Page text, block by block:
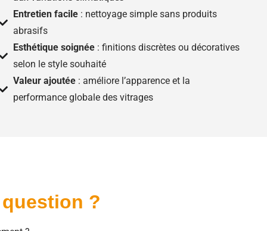
Entretien facile: nettoyage simple sans produits
abrasifs
Esthétique soignée: finitions discrètes ou décoratives
selon le style souhaité
Valeur ajoutée: améliore l’apparence et la
performance globale des vitrages
?